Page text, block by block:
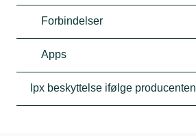
Forbindelser
Apps
Ipx beskyttelse ifølge producenten